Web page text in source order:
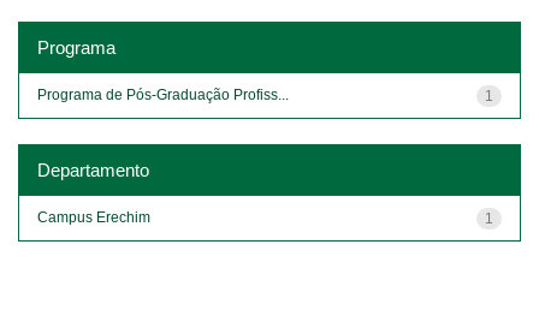
Programa
1
Programa de Pós-Graduação Profiss...
Departamento
1
Campus Erechim